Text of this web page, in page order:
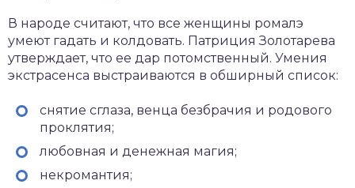
В народе считают, что все женщины ромалэ
умеют гадать и колдовать. Патриция Золотарева
утверждает, что ее дар потомственный. Умения
экстрасенса выстраиваются в обширный список:
снятие сглаза, венца безбрачия и родового
проклятия;
любовная и денежная магия;
некромантия;